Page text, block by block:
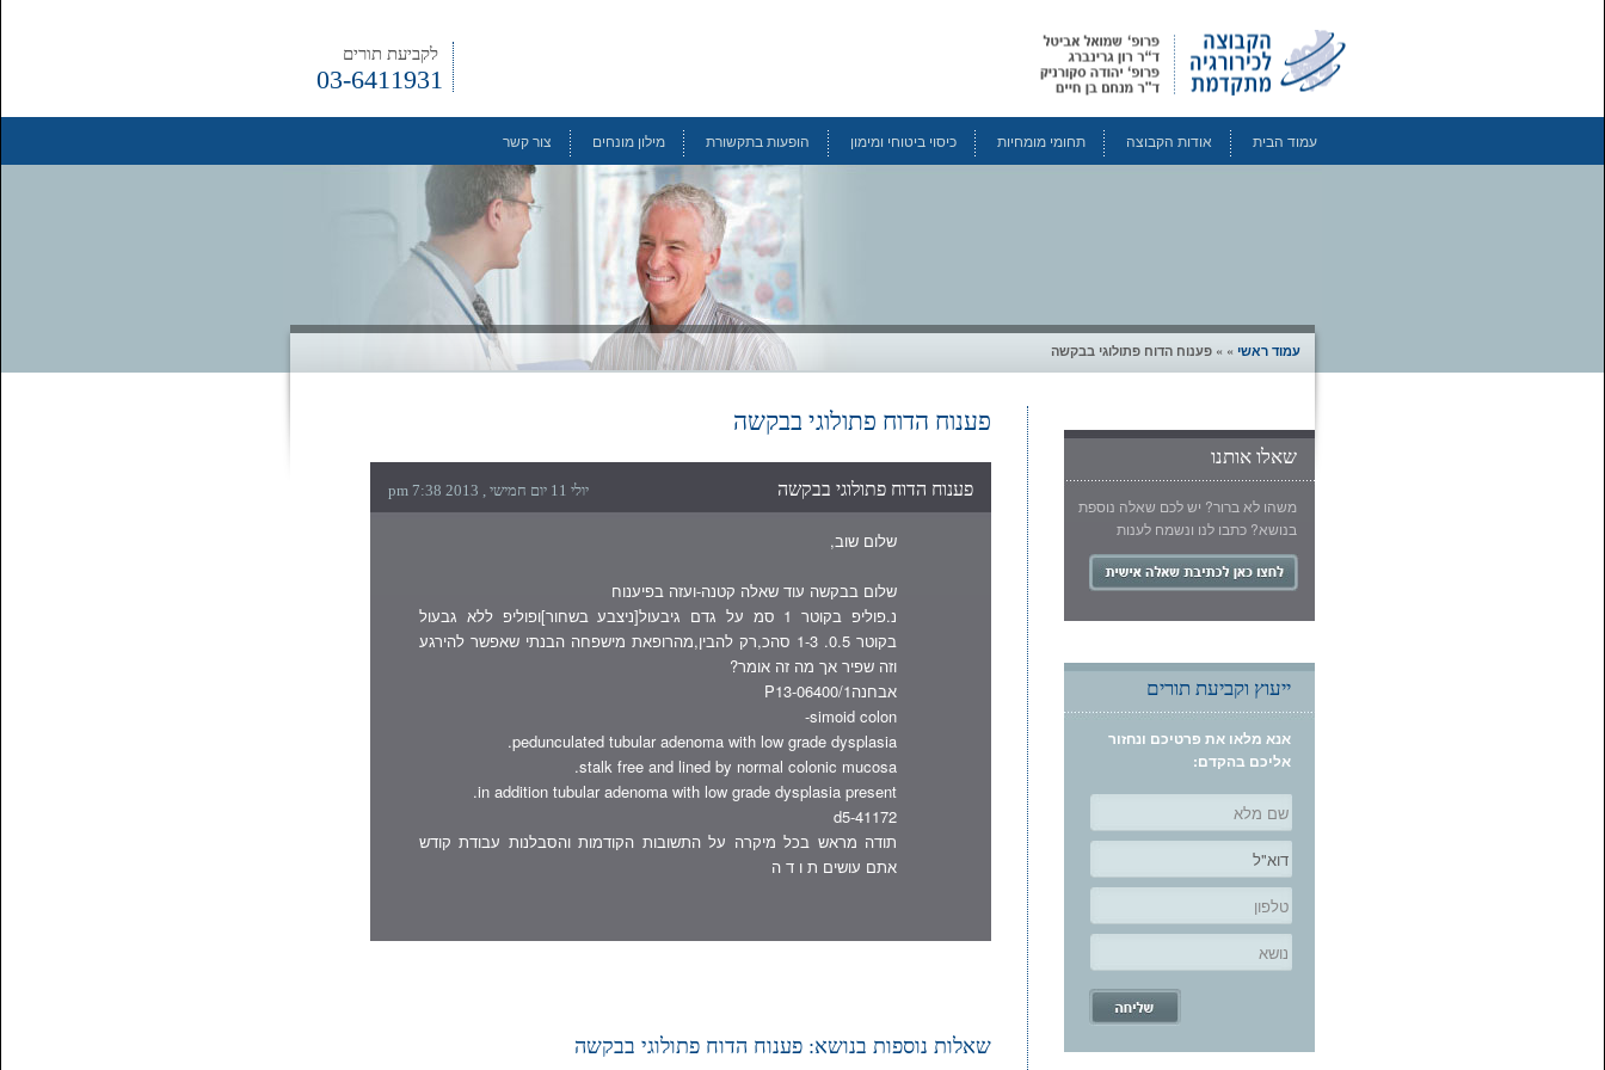
לקביעת תורים
03-6411931
עמוד הבית אודות הקבוצה תחומי מומחיות כיסוי ביטוחי ומימון הופעות בתקשורת מילון מונחים צור קשר
עמוד ראשי » » פענוח הדוח פתולוגי בבקשה
פענוח הדוח פתולוגי בבקשה
יולי 11 יום חמישי , 2013 7:38 pm פענוח הדוח פתולוגי בבקשה
שלום שוב,
שלום בבקשה עוד שאלה קטנה-ועזה בפיענוח
נ.פוליפ בקוטר 1 סמ על גדם גיבעול[ניצבע בשחור]ופוליפ ללא גבעול
בקוטר 0.5. 1-3 סהכ,רק להבין,מהרופאת מישפחה הבנתי שאפשר להירגע
וזה שפיר אך מה זה אומר?
אבחנהP13-06400/1
simoid colon-
pedunculated tubular adenoma with low grade dysplasia.
stalk free and lined by normal colonic mucosa.
in addition tubular adenoma with low grade dysplasia present.
d5-41172
תודה מראש בכל מיקרה על התשובות הקודמות והסבלנות עבודת קודש
אתם עושים ת ו ד ה
שאלות נוספות בנושא: פענוח הדוח פתולוגי בבקשה
שאלו אותנו
משהו לא ברור? יש לכם שאלה נוספת
בנושא? כתבו לנו ונשמח לענות
ייעוץ וקביעת תורים
אנא מלאו את פרטיכם ונחזור
אליכם בהקדם: